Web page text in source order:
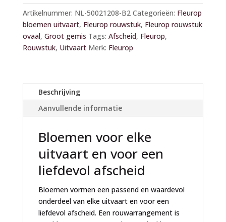
l
t
e
r
n
i
v
Artikelnummer: NL-50021208-B2 Categorieën: Fleurop
bloemen uitvaart, Fleurop rouwstuk, Fleurop rouwstuk
ovaal, Groot gemis Tags: Afscheid, Fleurop,
Rouwstuk, Uitvaart Merk: Fleurop
Beschrijving
Aanvullende informatie
Bloemen voor elke
uitvaart en voor een
liefdevol afscheid
Bloemen vormen een passend en waardevol
onderdeel van elke uitvaart en voor een
liefdevol afscheid. Een rouwarrangement is